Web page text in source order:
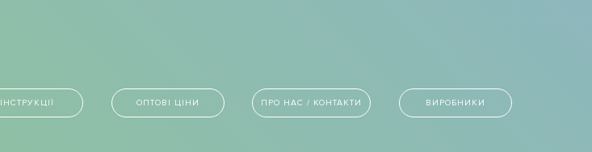
ІНСТРУКЦІЇ ОПТОВІ ЦІНИ ПРО НАС / КОНТАКТИ ВИРОБНИКИ